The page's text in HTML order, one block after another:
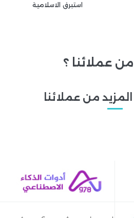
استبرق الاسلامية
عملائنا ؟
من عملائنا